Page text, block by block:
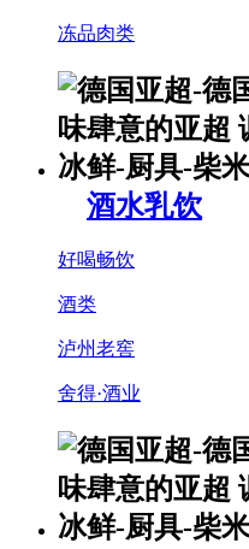
冻品肉类
酒水乳饮
好喝畅饮
酒类
泸州老窖
舍得·酒业